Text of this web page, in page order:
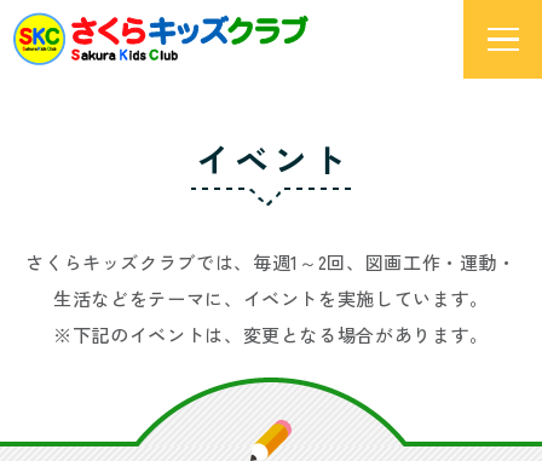
イベント
さくらキッズクラブでは、毎週1～2回、図画工作・運動・
生活などをテーマに、イベントを実施しています。
※下記のイベントは、変更となる場合があります。